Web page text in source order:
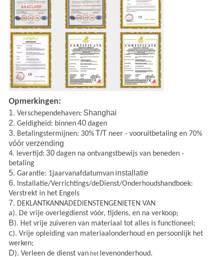
Opmerkingen:
1. Verschependehaven: Shanghai
2. Geldigheid: binnen40dagen
3. Betalingstermijnen: 30%T/T neer - vooruitbetaling en 70%
vóór verzending
4. levertijd: 30dagen na ontvangstbewijs van beneden -
betaling
5. Garantie: 1jaarvanafdatumvan installatie
6. Installatie/Verrichtings/deDienst/Onderhoudshandboek:
Verstrekt in het Engels
7. DEKLANTKANNADEDIENSTENGENIETEN VAN
a). De vrije overlegdienst vóór, tijdens, en na verkoop;
B). Het vrije zuiveren van materiaal tot alles is functioneel;
c). Vrije opleiding van materiaalonderhoud en persoonlijk het
werken;
D). Verleen de dienst vanhet levenonderhoud.